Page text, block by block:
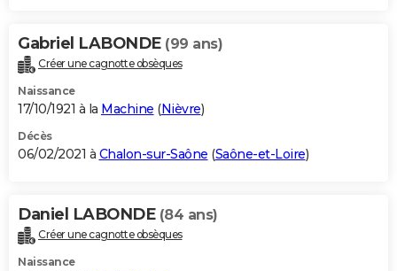
Gabriel LABONDE (99 ans)
Créer une cagnotte obsèques
Naissance
17/10/1921 à la Machine (Nièvre)
Décès
06/02/2021 à Chalon-sur-Saône (Saône-et-Loire)
Daniel LABONDE (84 ans)
Créer une cagnotte obsèques
Naissance